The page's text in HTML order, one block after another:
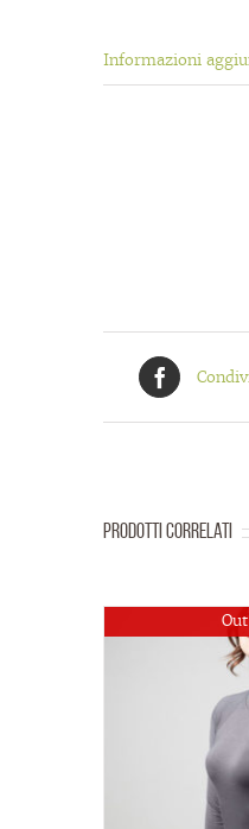
Informazioni
Prodotti correlati